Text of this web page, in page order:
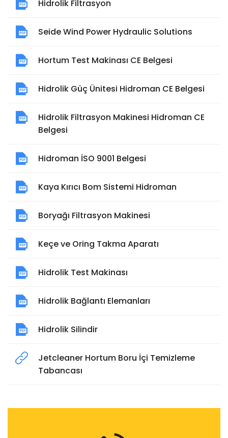
Hidrolik Filtrasyon
Seide Wind Power Hydraulic Solutions
Hortum Test Makinası CE Belgesi
Hidrolik Güç Ünitesi Hidroman CE Belgesi
Hidrolik Filtrasyon Makinesi Hidroman CE
Belgesi
Hidroman İSO 9001 Belgesi
Kaya Kırıcı Bom Sistemi Hidroman
Boryağı Filtrasyon Makinesi
Keçe ve Oring Takma Aparatı
Hidrolik Test Makinası
Hidrolik Bağlantı Elemanları
Hidrolik Silindir
Jetcleaner Hortum Boru İçi Temizleme
Tabancası